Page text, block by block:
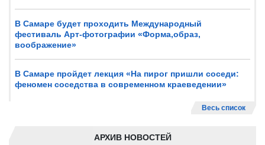
В Самаре будет проходить Международный
фестиваль Арт-фотографии «Форма,образ,
воображение»
В Самаре пройдет лекция «На пирог пришли соседи:
феномен соседства в современном краеведении»
Весь список
АРХИВ НОВОСТЕЙ